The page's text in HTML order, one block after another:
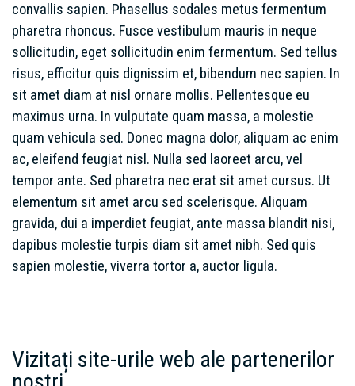
convallis sapien. Phasellus sodales metus fermentum
pharetra rhoncus. Fusce vestibulum mauris in neque
sollicitudin, eget sollicitudin enim fermentum. Sed tellus
risus, efficitur quis dignissim et, bibendum nec sapien. In
sit amet diam at nisl ornare mollis. Pellentesque eu
maximus urna. In vulputate quam massa, a molestie
quam vehicula sed. Donec magna dolor, aliquam ac enim
ac, eleifend feugiat nisl. Nulla sed laoreet arcu, vel
tempor ante. Sed pharetra nec erat sit amet cursus. Ut
elementum sit amet arcu sed scelerisque. Aliquam
gravida, dui a imperdiet feugiat, ante massa blandit nisi,
dapibus molestie turpis diam sit amet nibh. Sed quis
sapien molestie, viverra tortor a, auctor ligula.
Vizitați site-urile web ale partenerilor